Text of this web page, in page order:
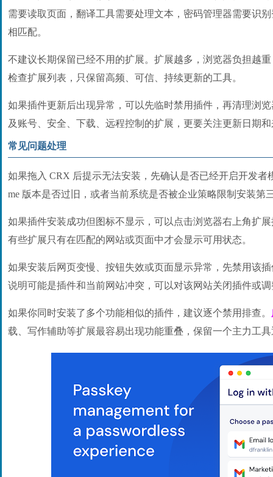
需要读取页面，翻译工具需要处理文本，密码管理器需要识
相匹配。
不建议长期保留已经不用的扩展。扩展越多，浏览器负担越
检查扩展列表，只保留高频、可信、持续更新的工具。
如果插件更新后出现异常，可以先临时禁用插件，再清理浏
及账号、安全、下载、远程控制的扩展，更要关注更新日期
常见问题处理
如果拖入 CRX 后提示无法安装，先确认是否已经开启开发者
me 版本是否过旧，或者当前系统是否被企业策略限制安装第
如果插件安装成功但图标不显示，可以点击浏览器右上角扩
有些扩展只有在匹配的网站或页面中才会显示可用状态。
如果安装后网页变慢、按钮失效或页面显示异常，先禁用该
说明可能是插件和当前网站冲突，可以对该网站关闭插件或
如果你同时安装了多个功能相似的插件，建议逐个禁用排查。
载、写作辅助等扩展最容易出现功能重叠，保留一个主力工